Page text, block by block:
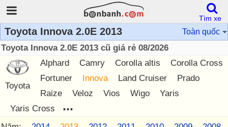
Toyota Innova 2.0E 2013 Toàn quốc
Toyota Innova 2.0E 2013 cũ giá rẻ 08/2026
Toyota
Alphard Camry Corolla altis
Corolla Cross
Fortuner
Innova Land Cruiser
Prado
Raize
Veloz Vios Wigo
Yaris
Yaris Cross
...
Tìm xe